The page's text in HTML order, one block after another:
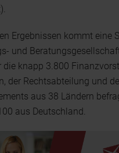
Ergebnissen kommt eine
und
die knapp 3.800
der Rechtsabteilung und
aus 38 Ländern
aus Deutschland.